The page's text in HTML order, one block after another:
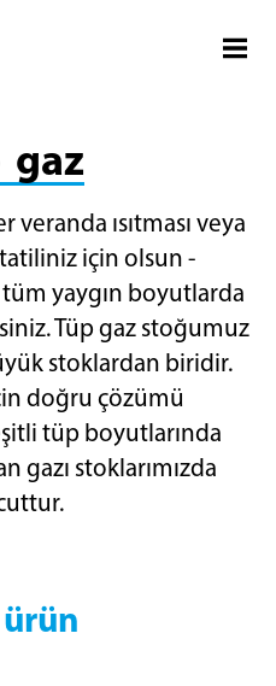
gaz
veranda ısıtması veya
için olsun -
yaygın boyutlarda
Tüp gaz stoğumuz
stoklardan biridir.
doğru çözümü
tüp boyutlarında
gazı stoklarımızda